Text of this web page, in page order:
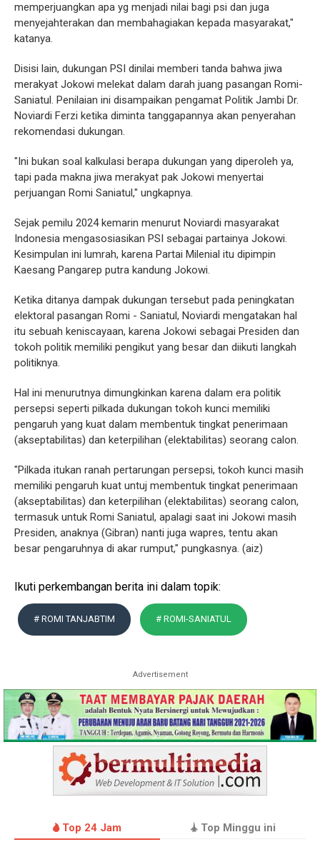
memperjuangkan apa yg menjadi nilai bagi psi dan juga
menyejahterakan dan membahagiakan kepada masyarakat,"
katanya.
Disisi lain, dukungan PSI dinilai memberi tanda bahwa jiwa
merakyat Jokowi melekat dalam darah juang pasangan Romi-
Saniatul. Penilaian ini disampaikan pengamat Politik Jambi Dr.
Noviardi Ferzi ketika diminta tanggapannya akan penyerahan
rekomendasi dukungan.
"Ini bukan soal kalkulasi berapa dukungan yang diperoleh ya,
tapi pada makna jiwa merakyat pak Jokowi menyertai
perjuangan Romi Saniatul," ungkapnya.
Sejak pemilu 2024 kemarin menurut Noviardi masyarakat
Indonesia mengasosiasikan PSI sebagai partainya Jokowi.
Kesimpulan ini lumrah, karena Partai Milenial itu dipimpin
Kaesang Pangarep putra kandung Jokowi.
Ketika ditanya dampak dukungan tersebut pada peningkatan
elektoral pasangan Romi - Saniatul, Noviardi mengatakan hal
itu sebuah keniscayaan, karena Jokowi sebagai Presiden dan
tokoh politik memiliki pengikut yang besar dan diikuti langkah
politiknya.
Hal ini menurutnya dimungkinkan karena dalam era politik
persepsi seperti pilkada dukungan tokoh kunci memiliki
pengaruh yang kuat dalam membentuk tingkat penerimaan
(akseptabilitas) dan keterpilihan (elektabilitas) seorang calon.
"Pilkada itukan ranah pertarungan persepsi, tokoh kunci masih
memiliki pengaruh kuat untuj membentuk tingkat penerimaan
(akseptabilitas) dan keterpilihan (elektabilitas) seorang calon,
termasuk untuk Romi Saniatul, apalagi saat ini Jokowi masih
Presiden, anaknya (Gibran) nanti juga wapres, tentu akan
besar pengaruhnya di akar rumput," pungkasnya. (aiz)
Ikuti perkembangan berita ini dalam topik:
# ROMI TANJABTIM # ROMI-SANIATUL
Advertisement
Top 24 Jam Top Minggu ini